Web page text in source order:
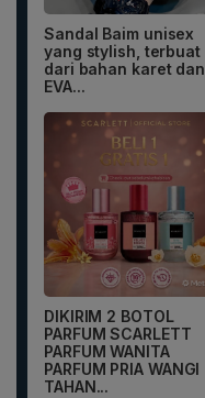
Sandal Baim unisex
yang stylish, terbuat
dari bahan karet dan
EVA...
DIKIRIM 2 BOTOL
PARFUM SCARLETT
PARFUM WANITA
PARFUM PRIA WANGI
TAHAN...